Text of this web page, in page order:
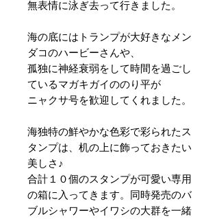
無表情に泳ぎ去って行きました。
海の底にはトランプが大好きなメン
ダコのハービーさんや、
孤独に神経衰弱をして時間を過ごし
ているマガキガイののり平が
ニャクサ号を歓迎してくれました。
海独特の鮮やかな色彩で彩られたス
タンプは、机の上に飾っておきたい
美しさ♪
合計１０個のスタンプが可愛い専用
の箱に入ってきます。同時発売のバ
ブルシャワーやイワシの大群を一緒